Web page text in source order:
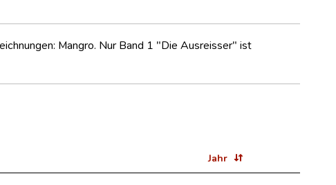
Mangro. Nur Band 1 "Die Ausreisser" ist
Jahr